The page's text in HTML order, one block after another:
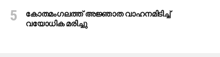
കോതമംഗലത്ത് അജ്ഞാത വാഹനമിടിച്ച്
വയോധിക മരിച്ചു